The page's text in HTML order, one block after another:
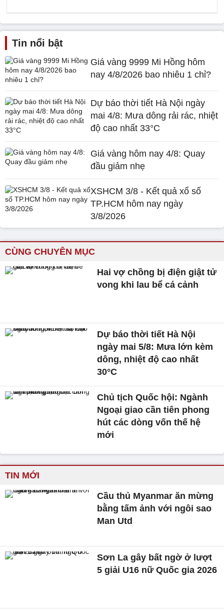
Tin nổi bật
Giá vàng 9999 Mi Hồng hôm
nay 4/8/2026 bao nhiêu 1 chỉ?
Dự báo thời tiết Hà Nội ngày
mai 4/8: Mưa dông rải rác, nhiệt
độ cao nhất 33°C
Giá vàng hôm nay 4/8: Quay
đầu giảm nhẹ
XSHCM 3/8 - Kết quả xổ số
TP.HCM hôm nay ngày
3/8/2026
CÙNG CHUYÊN MỤC
Hai vợ chồng bị điện giật tử
vong khi lau bể cá cảnh
Dự báo thời tiết Hà Nội
ngày mai 5/8: Mưa lớn kèm
dông, nhiệt độ cao nhất
30°C
Chủ tịch Quốc hội: Ngành
Ngoại giao cần tiên phong
hút các dòng vốn thế hệ
mới
TIN MỚI
Cầu thủ Myanmar ăn mừng
bằng tấm ảnh với ngôi sao
Man Utd
Sơn La gây bất ngờ ở lượt
5 giải U16 nữ Quốc gia 2026